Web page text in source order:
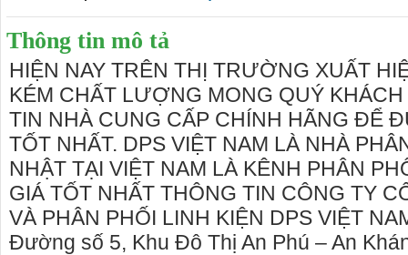
Thông tin mô tả
HIỆN NAY TRÊN THỊ TRƯỜNG XUẤT
KÉM CHẤT LƯỢNG MONG QUÝ
TIN NHÀ CUNG CẤP CHÍNH HÃNG ĐỂ
TỐT NHẤT. DPS VIỆT NAM LÀ NHÀ
NHẬT TẠI VIỆT NAM LÀ KÊNH PHÂN
GIÁ TỐT NHẤT THÔNG TIN CÔNG TY
VÀ PHÂN PHỐI LINH KIỆN DPS VIỆT
Đường số 5, Khu Đô Thị An Phú – An